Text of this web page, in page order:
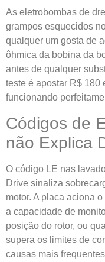
As eletrobombas de
grampos esquecidos
qualquer um gosta de
ôhmica da bobina da
antes de qualquer
teste é apostar R$ 180
funcionando
Códigos de
não Explica
O código LE nas
Drive sinaliza
motor. A placa aciona
a capacidade de
posição do rotor, ou
supera os limites de
causas mais